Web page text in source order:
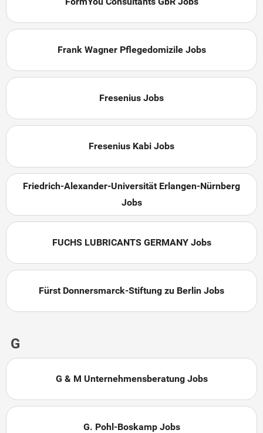
Frank Wagner Pflegedomizile Jobs
Fresenius Jobs
Fresenius Kabi Jobs
Friedrich-Alexander-Universität Erlangen-Nürnberg
Jobs
FUCHS LUBRICANTS GERMANY Jobs
Fürst Donnersmarck-Stiftung zu Berlin Jobs
G
G & M Unternehmensberatung Jobs
G. Pohl-Boskamp Jobs